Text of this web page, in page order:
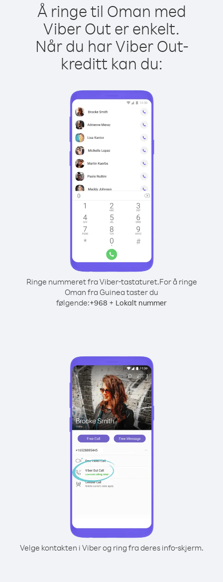
Å ringe til Oman med
Viber Out er enkelt.
Når du har Viber Out-
kreditt kan du:
Ringe nummeret fra Viber-tastaturet.For å ringe
Oman fra Guinea taster du
følgende:+968 + Lokalt nummer
Velge kontakten i Viber og ring fra deres info-skjerm.